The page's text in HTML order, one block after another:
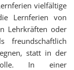
vielfältige
Lernferien von
Lehrkräften oder
freundschaftlich
statt in der
Rolle. In einer